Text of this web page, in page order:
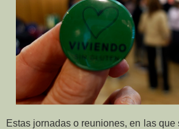
Estas jornadas o reuniones, en las